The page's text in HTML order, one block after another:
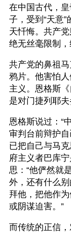
在中国古代，
子，受到“天意
天忏悔。共产
绝无丝毫限制，
共产党的鼻祖
鸦片。他害怕
主义。恩格斯
是对门捷列耶夫
恩格斯说过：“
审判台前辩护
已把自己与马
府主义者巴库
思：“他俨然就
外，还有什么
拜他，把他作
或阴谋迫害。”
而传统的正信